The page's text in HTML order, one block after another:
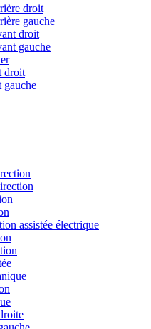
droit
gauche
droit
gauche
droit
gauche
assistée électrique